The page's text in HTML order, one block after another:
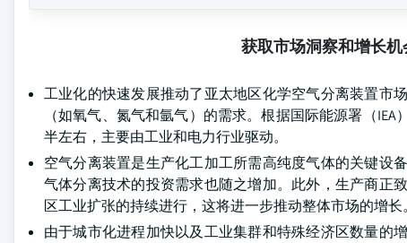
获取市场洞察和增长机
工业化的快速发展推动了亚太地区化学空气分离装置市
（如氧气、氮气和氩气）的需求。根据国际能源署（
半左右，主要由工业和电力行业驱动。
空气分离装置是生产化工加工所需高纯度气体的关键设
气体分离技术的投资需求也随之增加。此外，生产商正
区工业扩张的持续进行，这将进一步推动整体市场的增长。
由于城市化进程加快以及工业集群和特殊经济区数量的